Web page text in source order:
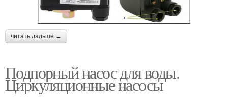
читать дальше →
Подпорный насос для воды.
Циркуляционные насосы